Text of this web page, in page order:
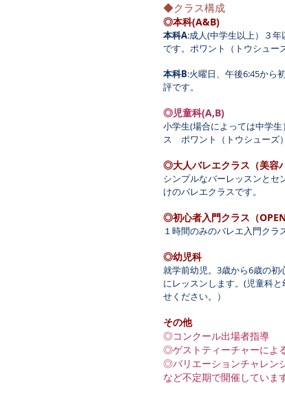
◆クラス構成
◎本科(A&B)
本科A:成人(中学生以上）３
です。ポワント（トウシュー
本科B:火曜日、午後6:45から
評です。
◎児童科(A,B)
小学生(場合によっては中学
ス ポワント（トウシューズ）
◎大人バレエクラス（美容
シンプルなバーレッスンとセ
けのバレエクラスです。
◎初心者入門クラス（OPEN
１時間のみのバレエ入門クラ
◎幼児科
就学前幼児。3歳から6歳の初
にレッスンします。(児童科
せください。）
その他
◎コンクール出場者指導
◎ゲストティーチャーによ
◎バリエーションチャレン
など不定期で開催していま